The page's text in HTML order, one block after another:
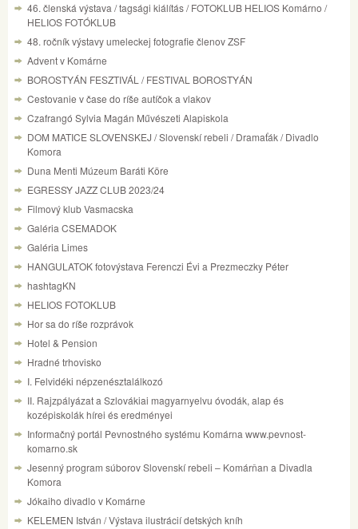
46. členská výstava / tagsági kiálítás / FOTOKLUB HELIOS Komárno /
HELIOS FOTÓKLUB
48. ročník výstavy umeleckej fotografie členov ZSF
Advent v Komárne
BOROSTYÁN FESZTIVÁL / FESTIVAL BOROSTYÁN
Cestovanie v čase do ríše autíčok a vlakov
Czafrangó Sylvia Magán Művészeti Alapiskola
DOM MATICE SLOVENSKEJ / Slovenskí rebeli / Dramaťák / Divadlo
Komora
Duna Menti Múzeum Baráti Köre
EGRESSY JAZZ CLUB 2023/24
Filmový klub Vasmacska
Galéria CSEMADOK
Galéria Limes
HANGULATOK fotovýstava Ferenczi Évi a Prezmeczky Péter
hashtagKN
HELIOS FOTOKLUB
Hor sa do ríše rozprávok
Hotel & Pension
Hradné trhovisko
I. Felvidéki népzenésztalálkozó
II. Rajzpályázat a Szlovákiai magyarnyelvu óvodák, alap és
kozépiskolák hírei és eredményei
Informačný portál Pevnostného systému Komárna www.pevnost-
komarno.sk
Jesenný program súborov Slovenskí rebeli – Komárňan a Divadla
Komora
Jókaiho divadlo v Komárne
KELEMEN István / Výstava ilustrácií detských kníh